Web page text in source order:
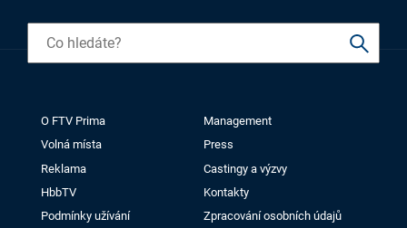
O FTV Prima
Management
Volná místa
Press
Reklama
Castingy a výzvy
HbbTV
Kontakty
Podmínky užívání
Zpracování osobních údajů